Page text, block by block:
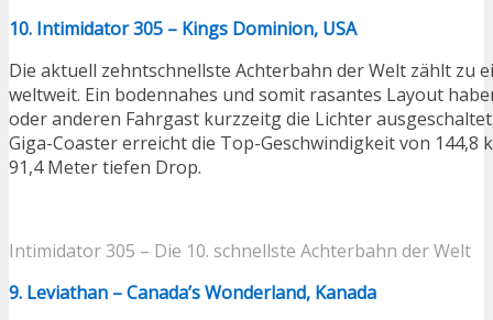
10. Intimidator 305 – Kings Dominion, USA
Die aktuell zehntschnellste Achterbahn der Welt zählt zu
weltweit. Ein bodennahes und somit rasantes Layout
oder anderen Fahrgast kurzzeitg die Lichter
Giga-Coaster erreicht die Top-Geschwindigkeit von 144,8
91,4 Meter tiefen Drop.
Intimidator 305 – Die 10. schnellste Achterbahn der Welt
9. Leviathan – Canada’s Wonderland, Kanada